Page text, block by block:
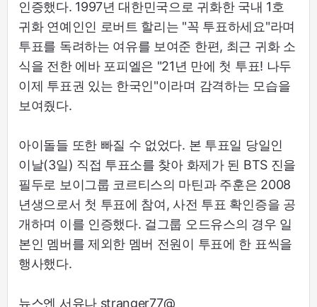
인증했다. 1997년 대한민국으로 귀화한 국내 1호
귀화 연예인인 로버트 할리는 "꼭 투표하세요"라며
투표를 독려하는 여유를 보여준 한편, 최근 귀화 소
식을 전한 에바 포피엘은 "21년 만에 첫 투표! 나두
이제 투표권 있는 한국인"이라며 감격하는 모습을
보여줬다.
아이돌들 또한 빠질 수 없었다. 본 투표일 당일인
이날(3일) 직접 투표소를 찾아 화제가 된 BTS 진을
필두로 보이그룹 코르티스의 마틴과 주훈은 2008
년생으로서 첫 투표에 참여, 사전 투표 확인증을 공
개하며 이를 인증했다. 걸그룹 오드유스의 경우 일
본인 멤버를 제외한 멤버 전원이 투표에 한 표씩을
행사했다.
뉴스엔 서유나 stranger77@